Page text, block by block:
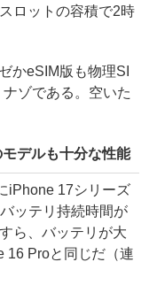
ロットの容積で2時
かeSIM版も物理SI
ゾである。空いた
デルも十分な性能
iPhone 17シリーズ
ッテリ持続時間が
ら、バッテリが大
16 Proと同じだ（連